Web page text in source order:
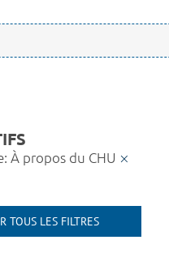
À propos du CHU
TOUS LES FILTRES